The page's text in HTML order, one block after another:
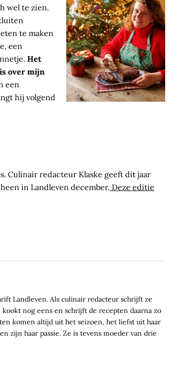
wel te zien.
te maken
een
Het
over mijn
een
hij volgend
Culinair redacteur Klaske geeft dit jaar
in Landleven december. Deze editie
Landleven. Als culinair redacteur schrijft ze
nog eens en schrijft de recepten daarna zo
komen altijd uit het seizoen, het liefst uit haar
zijn haar passie. Ze is tevens moeder van drie